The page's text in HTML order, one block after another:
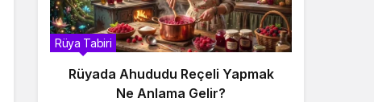
Rüya Tabiri
Rüyada Ahududu Reçeli Yapmak
Ne Anlama Gelir?